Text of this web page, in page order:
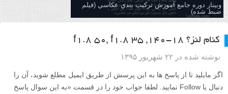
وبینار دوره جامع آموزش تركيب بندي عكاسي (فیلم
ضبط شده)
کئام لنز؟ ۱۸-۱۴۰, ۳۵ f1.8 50, f1.8
نوشته شده در ۲۲ شهریور ۱۳۹۵
اگر مایلید تا از پاسخ ها به این پرسش از طریق ایمیل مطلع شوید، آن را
دنبال یا Follow نمایید. لطفا جواب خود را در قسمت «به این سوال پاسخ